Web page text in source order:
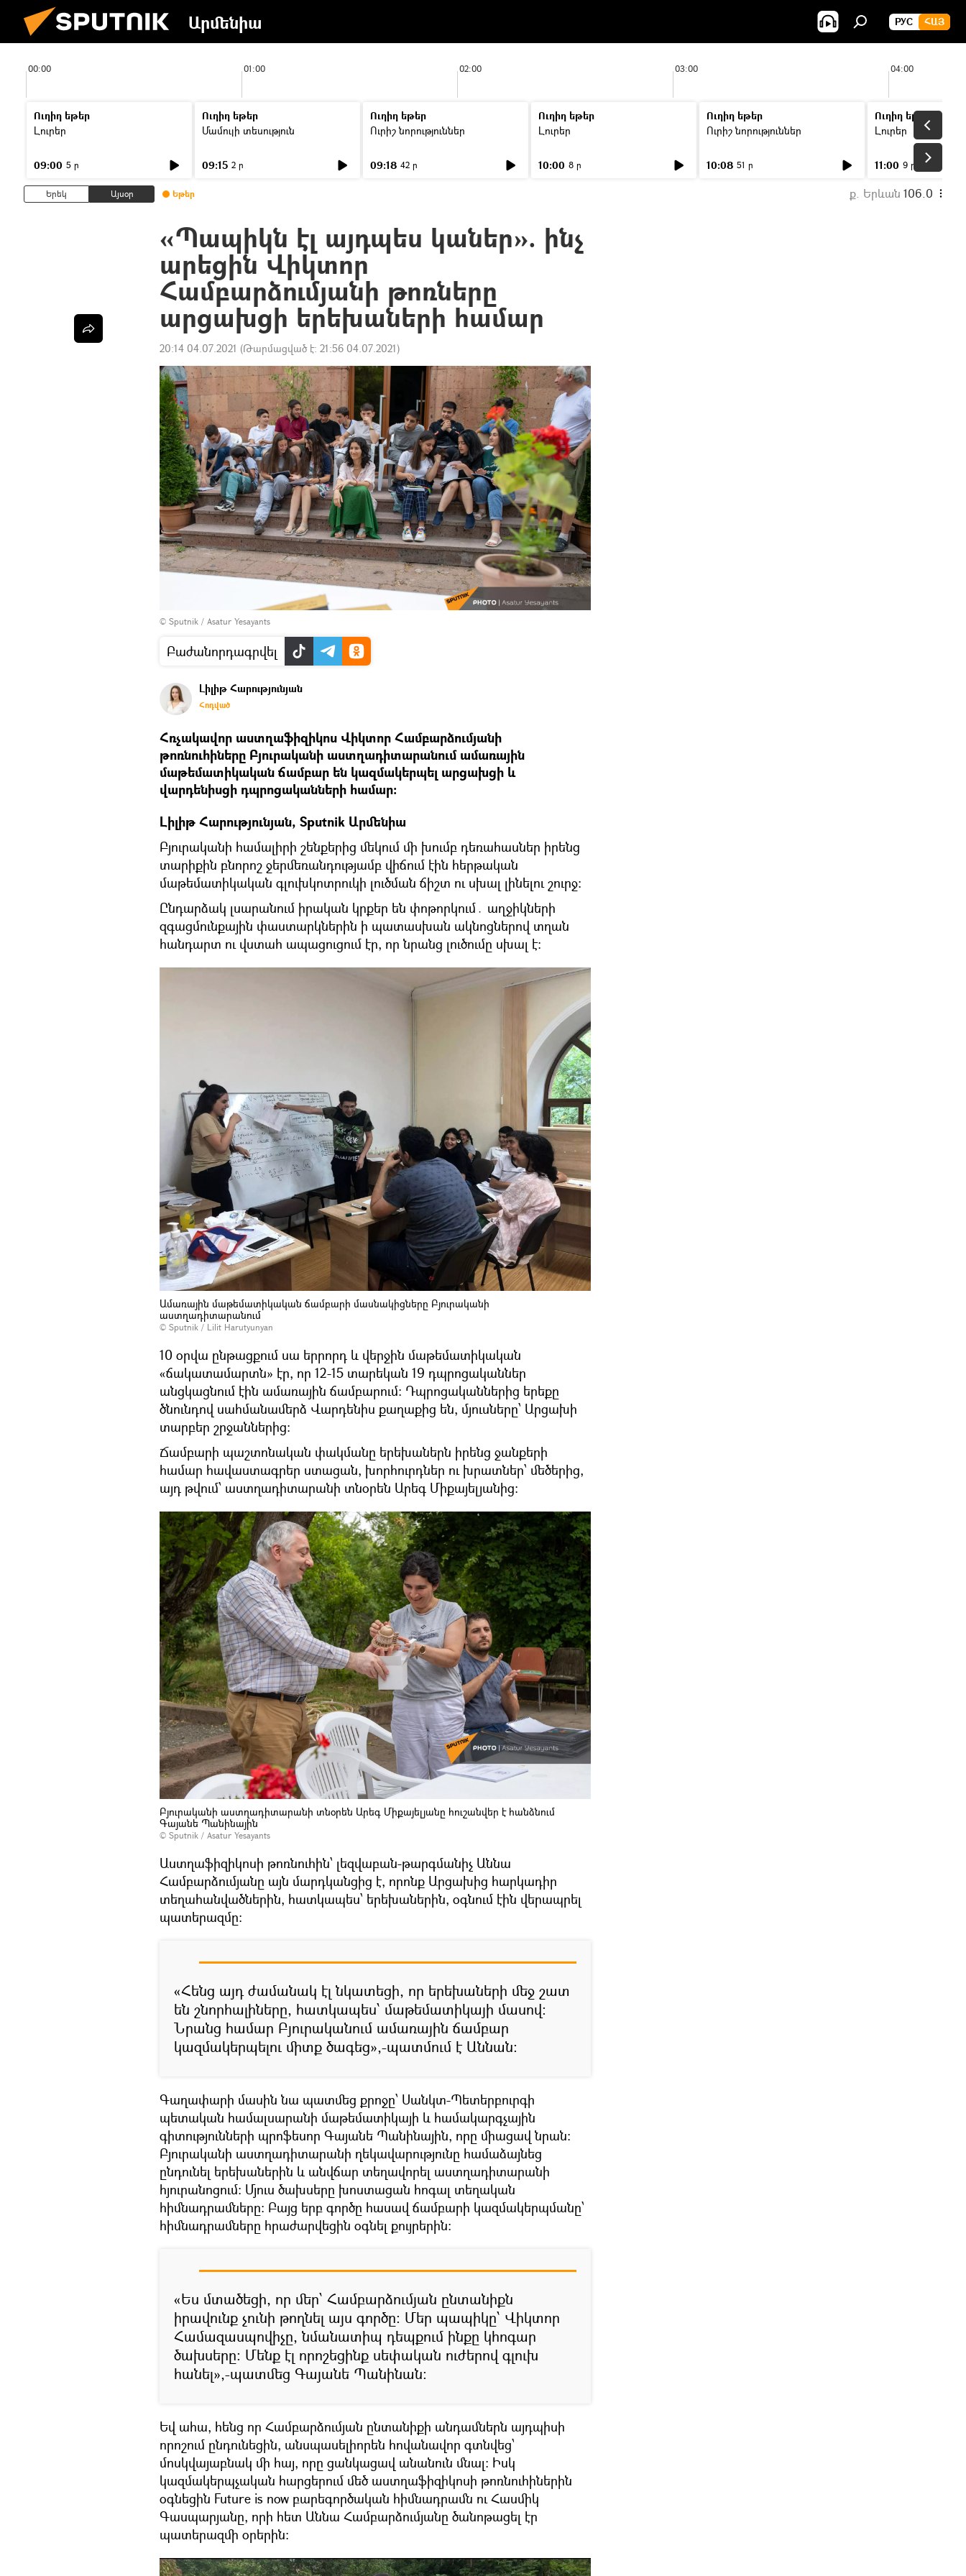
Արմենիա РУС ՀԱՅ
00:00 01:00 02:00 03:00 04:00
Ուղիղ եթեր
Լուրեր
09:00 5 ր
Ուղիղ եթեր
Մամուլի տեսություն
09:15 2 ր
Ուղիղ եթեր
Ուրիշ նորություններ
09:18 42 ր
Ուղիղ եթեր
Լուրեր
10:00 8 ր
Ուղիղ եթեր
Ուրիշ նորություններ
10:08 51 ր
Ուղիղ եթեր
Լուրեր
11:00 9 ր
Երեկ Այսօր Եթեր ք. Երևան 106.0
«Պապիկն էլ այդպես կաներ». ինչ
արեցին Վիկտոր
Համբարձումյանի թոռները
արցախցի երեխաների համար
20:14 04.07.2021 (Թարմացված է: 21:56 04.07.2021)
© Sputnik / Asatur Yesayants
Բաժանորդագրվել
Լիլիթ Հարությունյան
Հոդված
Հռչակավոր աստղաֆիզիկոս Վիկտոր Համբարձումյանի
թոռնուհիները Բյուրականի աստղադիտարանում ամառային
մաթեմատիկական ճամբար են կազմակերպել արցախցի և
վարդենիսցի դպրոցականների համար:
Լիլիթ Հարությունյան, Sputnik Արմենիա
Բյուրականի համալիրի շենքերից մեկում մի խումբ դեռահասներ իրենց
տարիքին բնորոշ ջերմեռանդությամբ վիճում էին հերթական
մաթեմատիկական գլուխկոտրուկի լուծման ճիշտ ու սխալ լինելու շուրջ։
Ընդարձակ լսարանում իրական կրքեր են փոթորկում․ աղջիկների
զգացմունքային փաստարկներին ի պատասխան ակնոցներով տղան
հանդարտ ու վստահ ապացուցում էր, որ նրանց լուծումը սխալ է։
Ամառային մաթեմատիկական ճամբարի մասնակիցները Բյուրականի
աստղադիտարանում
© Sputnik / Lilit Harutyunyan
10 օրվա ընթացքում սա երրորդ և վերջին մաթեմատիկական
«ճակատամարտն» էր, որ 12-15 տարեկան 19 դպրոցականներ
անցկացնում էին ամառային ճամբարում։ Դպրոցականներից երեքը
ծնունդով սահմանամերձ Վարդենիս քաղաքից են, մյուսները՝ Արցախի
տարբեր շրջաններից։
Ճամբարի պաշտոնական փակմանը երեխաներն իրենց ջանքերի
համար հավաստագրեր ստացան, խորհուրդներ ու խրատներ՝ մեծերից,
այդ թվում՝ աստղադիտարանի տնօրեն Արեգ Միքայելյանից։
Բյուրականի աստղադիտարանի տնօրեն Արեգ Միքայելյանը հուշանվեր է հանձնում
Գայանե Պանինային
© Sputnik / Asatur Yesayants
Աստղաֆիզիկոսի թոռնուհին՝ լեզվաբան-թարգմանիչ Աննա
Համբարձումյանը այն մարդկանցից է, որոնք Արցախից հարկադիր
տեղահանվածներին, հատկապես՝ երեխաներին, օգնում էին վերապրել
պատերազմը։
«Հենց այդ ժամանակ էլ նկատեցի, որ երեխաների մեջ շատ
են շնորհալիները, հատկապես՝ մաթեմատիկայի մասով։
Նրանց համար Բյուրականում ամառային ճամբար
կազմակերպելու միտք ծագեց»,-պատմում է Աննան։
Գաղափարի մասին նա պատմեց քրոջը՝ Սանկտ-Պետերբուրգի
պետական համալսարանի մաթեմատիկայի և համակարգչային
գիտությունների պրոֆեսոր Գայանե Պանինային, որը միացավ նրան։
Բյուրականի աստղադիտարանի ղեկավարությունը համաձայնեց
ընդունել երեխաներին և անվճար տեղավորել աստղադիտարանի
հյուրանոցում։ Մյուս ծախսերը խոստացան հոգալ տեղական
հիմնադրամները։ Բայց երբ գործը հասավ ճամբարի կազմակերպմանը՝
հիմնադրամները հրաժարվեցին օգնել քույրերին։
«Ես մտածեցի, որ մեր՝ Համբարձումյան ընտանիքն
իրավունք չունի թողնել այս գործը։ Մեր պապիկը՝ Վիկտոր
Համազասպովիչը, նմանատիպ դեպքում ինքը կհոգար
ծախսերը։ Մենք էլ որոշեցինք սեփական ուժերով գլուխ
հանել»,-պատմեց Գայանե Պանինան։
Եվ ահա, հենց որ Համբարձումյան ընտանիքի անդամներն այդպիսի
որոշում ընդունեցին, անսպասելիորեն հովանավոր գտնվեց՝
մոսկվայաբնակ մի հայ, որը ցանկացավ անանուն մնալ։ Իսկ
կազմակերպչական հարցերում մեծ աստղաֆիզիկոսի թոռնուհիներին
օգնեցին Future is now բարեգործական հիմնադրամն ու Հասմիկ
Գասպարյանը, որի հետ Աննա Համբարձումյանը ծանոթացել էր
պատերազմի օրերին։